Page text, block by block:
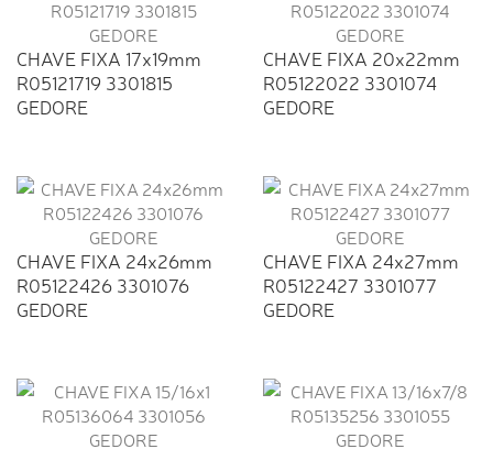
CHAVE FIXA 17x19mm
R05121719 3301815
GEDORE
CHAVE FIXA 20x22mm
R05122022 3301074
GEDORE
CHAVE FIXA 24x26mm
R05122426 3301076
GEDORE
CHAVE FIXA 24x27mm
R05122427 3301077
GEDORE